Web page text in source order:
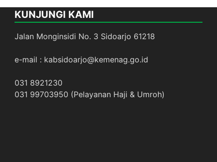
KUNJUNGI KAMI
Jalan Monginsidi No. 3 Sidoarjo 61218
e-mail : kabsidoarjo@kemenag.go.id
031 8921230
031 99703950 (Pelayanan Haji & Umroh)